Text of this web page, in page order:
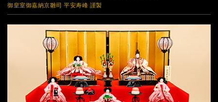
御皇室御嘉納京雛司 平安寿峰 謹製